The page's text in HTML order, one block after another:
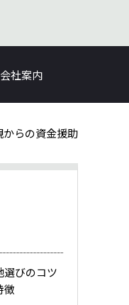
会社案内
らの資金援助
選びのコツ
徴